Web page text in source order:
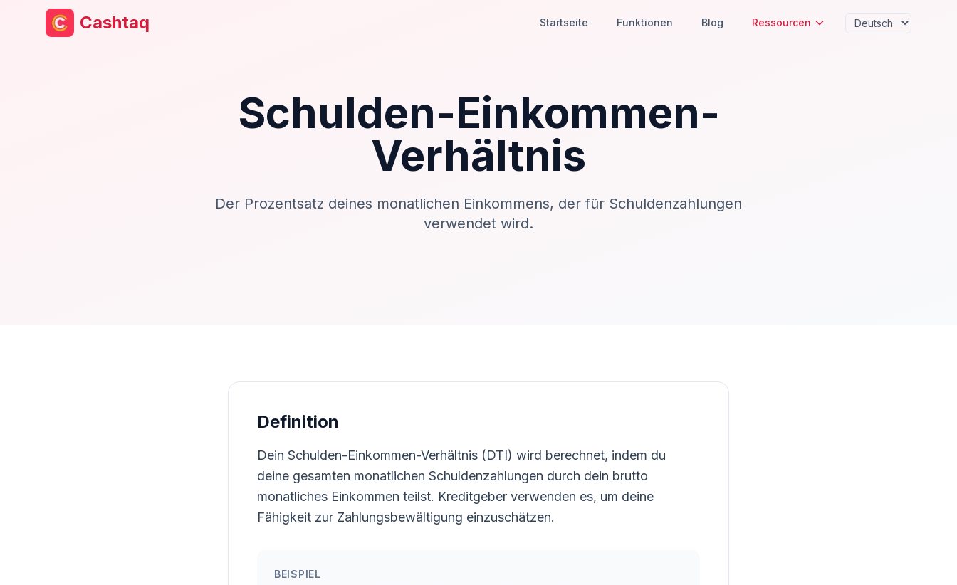
Cashtaq Startseite Funktionen Blog Ressourcen
Schulden-Einkommen-
Verhältnis
Der Prozentsatz deines monatlichen Einkommens, der für Schuldenzahlungen
verwendet wird.
Definition
Dein Schulden-Einkommen-Verhältnis (DTI) wird berechnet, indem du
deine gesamten monatlichen Schuldenzahlungen durch dein brutto
monatliches Einkommen teilst. Kreditgeber verwenden es, um deine
Fähigkeit zur Zahlungsbewältigung einzuschätzen.
BEISPIEL